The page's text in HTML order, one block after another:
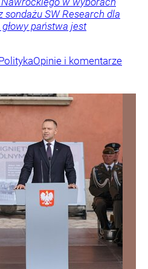
SW Research dla
państwa jest
Opinie i komentarze